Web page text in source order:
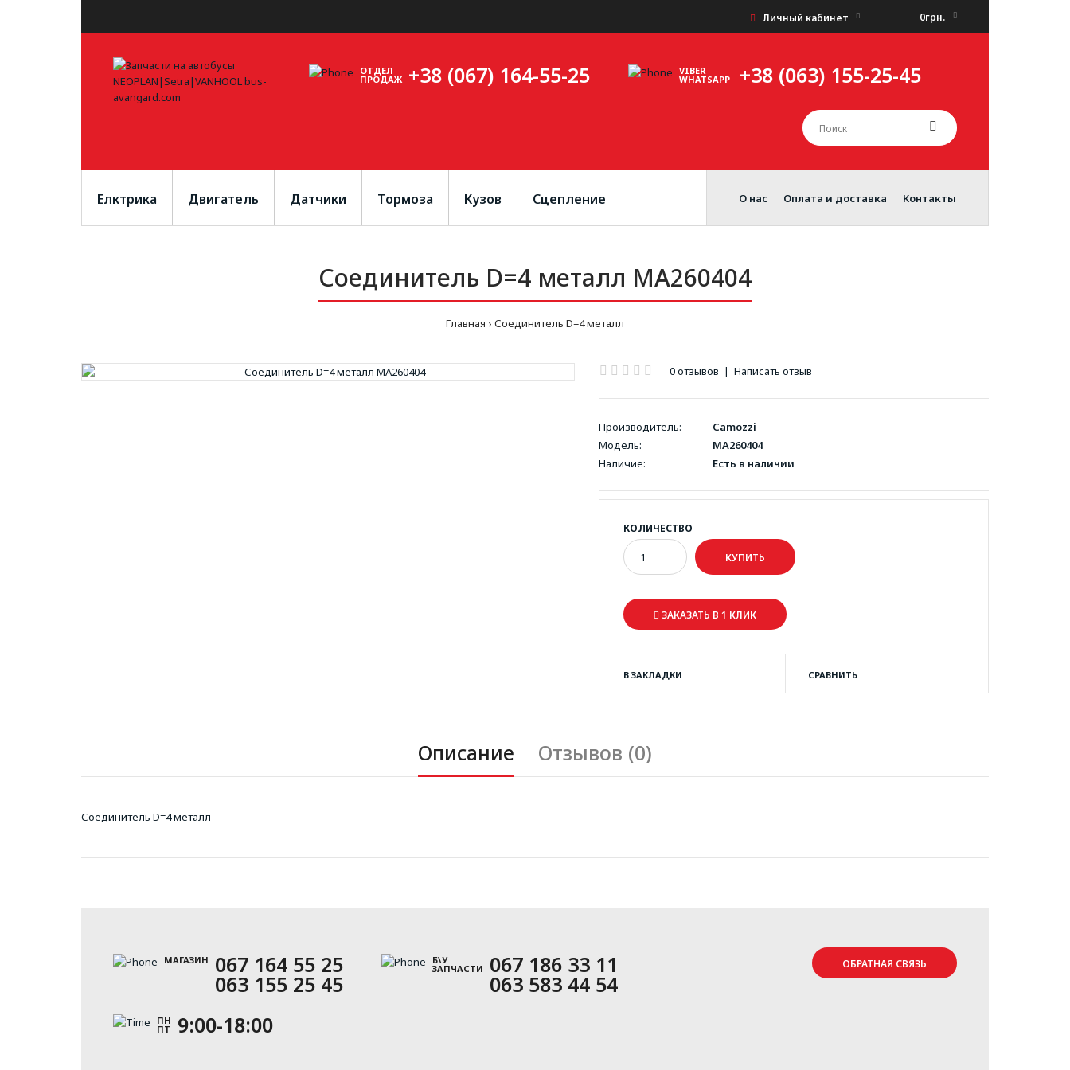
0грн.
Личный кабинет
ОТДЕЛ
ПРОДАЖ +38 (067) 164-55-25 VIBER
WHATSAPP +38 (063) 155-25-45
Елктрика Двигатель Датчики Тормоза Кузов Сцепление Контакты
Оплата и доставка
О нас
Соединитель D=4 металл MA260404
Главная Соединитель D=4 металл
0 отзывов | Написать отзыв
Производитель:
Camozzi
Модель:
MA260404
Наличие:
Есть в наличии
КОЛИЧЕСТВО
ЗАКАЗАТЬ В 1 КЛИК
В ЗАКЛАДКИ СРАВНИТЬ
Описание Отзывов (0)
Соединитель D=4 металл
ОБРАТНАЯ СВЯЗЬ
МАГАЗИН 067 164 55 25
063 155 25 45
Б\У
ЗАПЧАСТИ 067 186 33 11
063 583 44 54
ПН
ПТ 9:00-18:00